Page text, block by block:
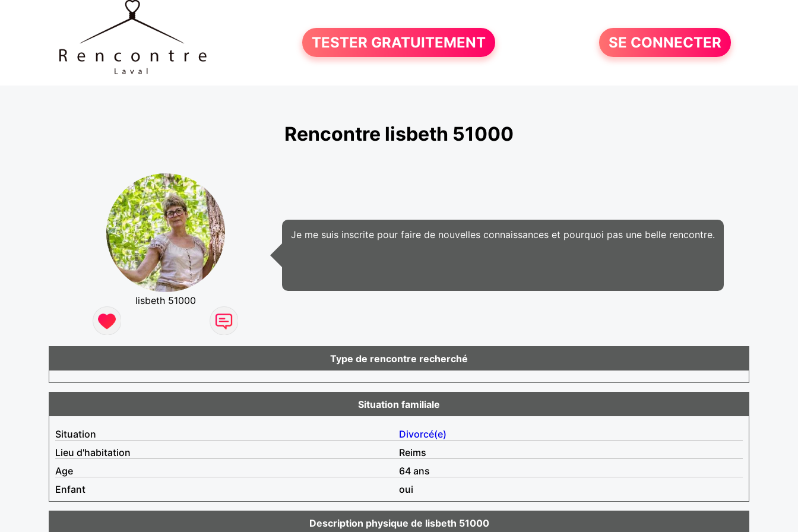
TESTER GRATUITEMENT SE CONNECTER
Rencontre lisbeth 51000
lisbeth 51000
Je me suis inscrite pour faire de nouvelles connaissances et pourquoi pas une belle rencontre.
Type de rencontre recherché
Situation familiale
Situation
Divorcé(e)
Lieu d'habitation
Reims
Age
64 ans
Enfant
oui
Description physique de lisbeth 51000